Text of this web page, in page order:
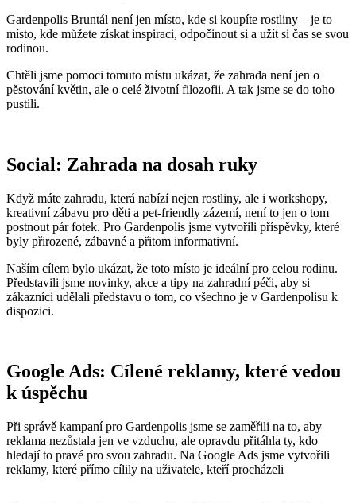
Gardenpolis Bruntál není jen místo, kde si koupíte rostliny – je to
místo, kde můžete získat inspiraci, odpočinout si a užít si čas se svou
rodinou.
Chtěli jsme pomoci tomuto místu ukázat, že zahrada není jen o
pěstování květin, ale o celé životní filozofii. A tak jsme se do toho
pustili.
Social: Zahrada na dosah ruky
Když máte zahradu, která nabízí nejen rostliny, ale i workshopy,
kreativní zábavu pro děti a pet-friendly zázemí, není to jen o tom
postnout pár fotek. Pro Gardenpolis jsme vytvořili příspěvky, které
byly přirozené, zábavné a přitom informativní.
Naším cílem bylo ukázat, že toto místo je ideální pro celou rodinu.
Představili jsme novinky, akce a tipy na zahradní péči, aby si
zákazníci udělali představu o tom, co všechno je v Gardenpolisu k
dispozici.
Google Ads: Cílené reklamy, které vedou
k úspěchu
Při správě kampaní pro Gardenpolis jsme se zaměřili na to, aby
reklama nezůstala jen ve vzduchu, ale opravdu přitáhla ty, kdo
hledají to pravé pro svou zahradu. Na Google Ads jsme vytvořili
reklamy, které přímo cílily na uživatele, kteří procházeli